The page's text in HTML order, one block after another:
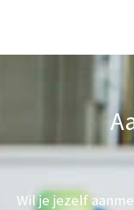
Wil je jezelf